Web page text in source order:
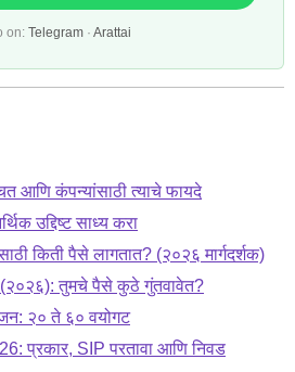
on: Telegram· Arattai
आणि कंपन्यांसाठी त्याचे फायदे
उद्दिष्ट साध्य करा
किती पैसे लागतात? (२०२६ मार्गदर्शक)
(२०२६): तुमचे पैसे कुठे गुंतवावेत?
२० ते ६० वयोगट
प्रकार, SIP परतावा आणि निवड